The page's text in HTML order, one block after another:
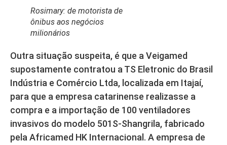
Rosimary: de motorista de
ônibus aos negócios
milionários
Outra situação suspeita, é que a Veigamed
supostamente contratou a TS Eletronic do Brasil
Indústria e Comércio Ltda, localizada em Itajaí,
para que a empresa catarinense realizasse a
compra e a importação de 100 ventiladores
invasivos do modelo 501S-Shangrila, fabricado
pela Africamed HK Internacional. A empresa de